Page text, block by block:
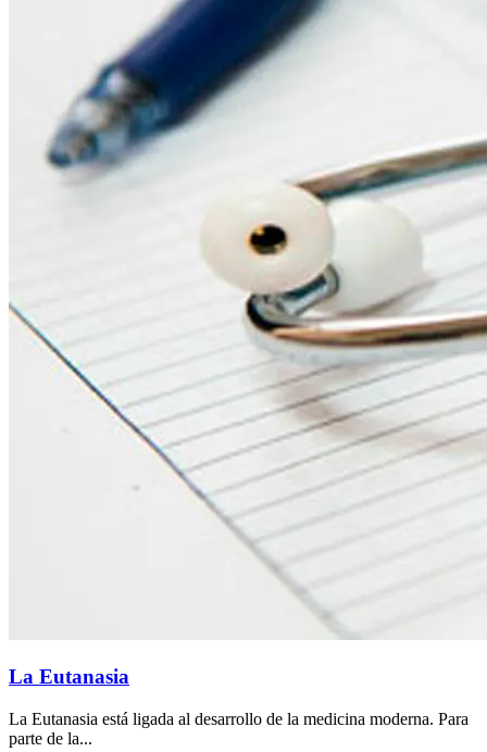
La Eutanasia
La Eutanasia está ligada al desarrollo de la medicina moderna. Para
parte de la...